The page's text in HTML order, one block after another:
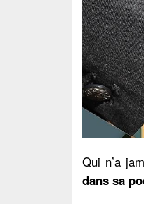
Qui n’a
dans sa